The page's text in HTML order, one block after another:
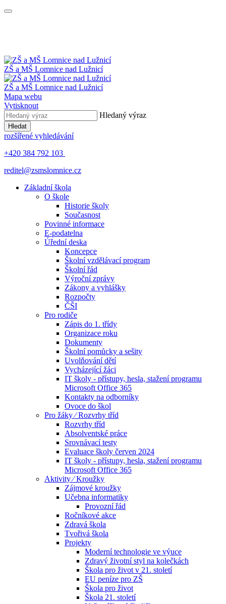
ZŠ a MŠ Lomnice nad Lužnicí
ZŠ a MŠ Lomnice nad Lužnicí
Mapa webu
Vytisknout
Hledaný výraz
Hledat
rozšířené vyhledávání
+420 384 792 103
reditel@zsmslomnice.cz
Základní škola
O škole
Historie školy
Současnost
Povinné informace
E-podatelna
Úřední deska
Koncepce
Školní vzdělávací program
Školní řád
Výroční zprávy
Zákony a vyhlášky
Rozpočty
ČŠI
Pro rodiče
Zápis do 1. třídy
Organizace roku
Dokumenty
Školní pomůcky a sešity
Uvolňování dětí
Vycházející žáci
IT školy - přístupy, hesla, stažení programu
Microsoft Office 365
Kontakty na odborníky
Ovoce do škol
Pro žáky ⁄ Rozvrhy tříd
Rozvrhy tříd
Absolventské práce
Srovnávací testy
Evaluace školy červen 2024
IT školy - přístupy, hesla, stažení programu
Microsoft Office 365
Aktivity ⁄ Kroužky
Zájmové kroužky
Učebna informatiky
Provozní řád
Ročníkové akce
Zdravá škola
Tvořivá škola
Projekty
Moderní technologie ve výuce
Zdravý životní styl na kolečkách
Škola pro život v 21. století
EU peníze pro ZŠ
Škola pro život
Škola 21. století